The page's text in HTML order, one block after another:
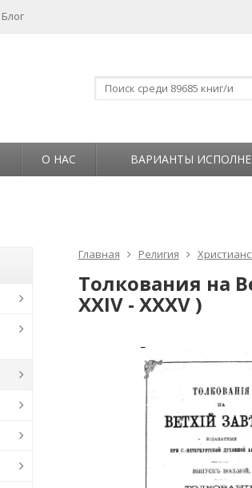
Блог
О НАС ВАРИАНТЫ
Главная Религия
Толкования на
XXIV - XXXV )